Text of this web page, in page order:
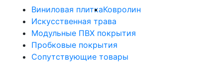
Виниловая плиткаКовролин
Искусственная трава
Модульные ПВХ покрытия
Пробковые покрытия
Сопутствующие товары